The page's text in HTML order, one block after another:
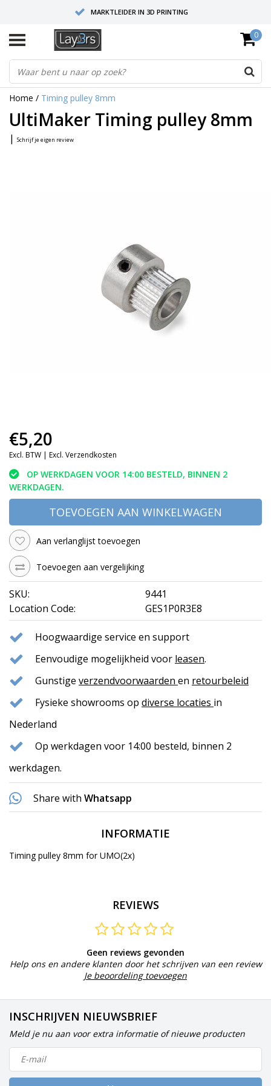
MARKTLEIDER IN 3D PRINTING
HOOGWAARDIGE SERVICE EN SUPPORT
FYSIEKE SHOWROOMS
0
Home / Timing pulley 8mm
UltiMaker Timing pulley 8mm
| Schrijf je eigen review
€5,20
Excl. BTW | Excl. Verzendkosten
OP WERKDAGEN VOOR 14:00 BESTELD, BINNEN 2
WERKDAGEN.
TOEVOEGEN AAN WINKELWAGEN
Aan verlanglijst toevoegen
Toevoegen aan vergelijking
SKU:
9441
Location Code:
GES1P0R3E8
Hoogwaardige service en support
Eenvoudige mogelijkheid voor leasen.
Gunstige verzendvoorwaarden en retourbeleid
Fysieke showrooms op diverse locaties in
Nederland
Op werkdagen voor 14:00 besteld, binnen 2
werkdagen.
Share with Whatsapp
INFORMATIE
Timing pulley 8mm for UMO(2x)
REVIEWS
Geen reviews gevonden
Help ons en andere klanten door het schrijven van een review
Je beoordeling toevoegen
INSCHRIJVEN NIEUWSBRIEF
Meld je nu aan voor extra informatie of nieuwe producten